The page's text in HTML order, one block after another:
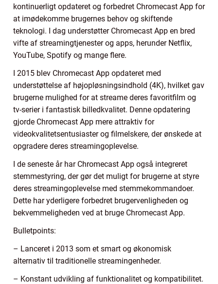
kontinuerligt opdateret og forbedret Chromecast App for
at imødekomme brugernes behov og skiftende
teknologi. I dag understøtter Chromecast App en bred
vifte af streamingtjenester og apps, herunder Netflix,
YouTube, Spotify og mange flere.
I 2015 blev Chromecast App opdateret med
understøttelse af højopløsningsindhold (4K), hvilket gav
brugerne mulighed for at streame deres favoritfilm og
tv-serier i fantastisk billedkvalitet. Denne opdatering
gjorde Chromecast App mere attraktiv for
videokvalitetsentusiaster og filmelskere, der ønskede at
opgradere deres streamingoplevelse.
I de seneste år har Chromecast App også integreret
stemmestyring, der gør det muligt for brugerne at styre
deres streamingoplevelse med stemmekommandoer.
Dette har yderligere forbedret brugervenligheden og
bekvemmeligheden ved at bruge Chromecast App.
Bulletpoints:
– Lanceret i 2013 som et smart og økonomisk
alternativ til traditionelle streamingenheder.
– Konstant udvikling af funktionalitet og kompatibilitet.